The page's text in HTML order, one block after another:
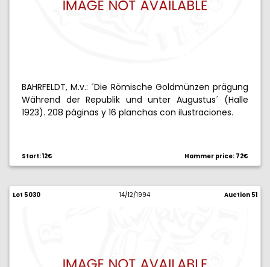
BAHRFELDT, M.v.: ´Die Römische Goldmünzen prägung
Während der Republik und unter Augustus´ (Halle
1923). 208 páginas y 16 planchas con ilustraciones.
Start: 12€ Hammer price: 72€
Lot 5030 14/12/1994 Auction 51